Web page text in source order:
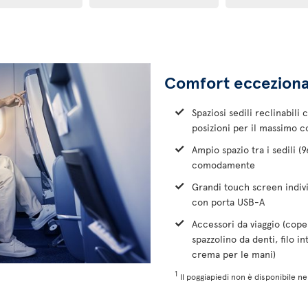
Comfort
Spaziosi sedili reclinabili
posizioni per il massimo
Ampio spazio tra i sedili
comodamente
Grandi touch screen
con porta USB-A
Accessori da viaggio
spazzolino da denti, filo
crema per le mani)
1 Il poggiapiedi non è disponibile